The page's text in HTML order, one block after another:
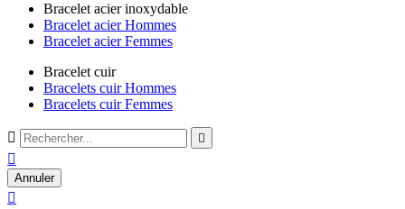
Bracelet acier inoxydable
Bracelet acier Hommes
Bracelet acier Femmes
Bracelet cuir
Bracelets cuir Hommes
Bracelets cuir Femmes
 

Annuler
